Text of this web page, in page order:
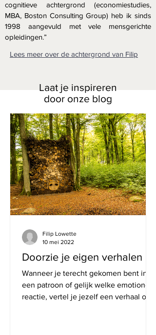
cognitieve achtergrond (economiestudies,
MBA, Boston Consulting Group) heb ik sinds
1998 aangevuld met vele mensgerichte
opleidingen.”
Lees meer over de achtergrond van Filip
Laat je inspireren
door onze blog
Doorzie je eigen verhalen
Wanneer je terecht gekomen bent in
een patroon of gelijk welke emotionele
reactie, vertel je jezelf een verhaal over
Filip Lowette
10 mei 2022